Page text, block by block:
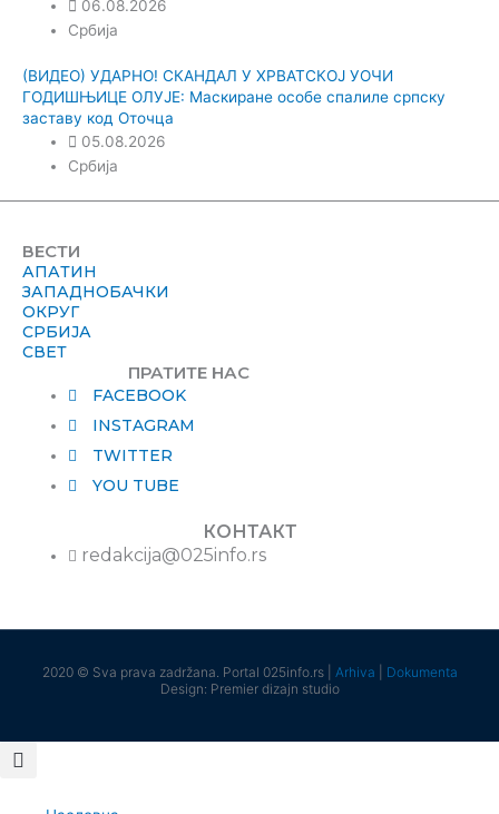
06.08.2026
Србија
(ВИДЕО) УДАРНО! СКАНДАЛ У ХРВАТСКОЈ УОЧИ
ГОДИШЊИЦЕ ОЛУЈЕ: Маскиране особе спалиле српску
заставу код Оточца
05.08.2026
Србија
ВЕСТИ
АПАТИН
ЗАПАДНОБАЧКИ
ОКРУГ
СРБИЈА
СВЕТ
ПРАТИТЕ НАС
FACEBOOK
INSTAGRAM
TWITTER
YOU TUBE
КОНТАКТ
redakcija@025info.rs
2020 © Sva prava zadržana. Portal 025info.rs | Arhiva
Dokumenta
Design: Premier dizajn studio